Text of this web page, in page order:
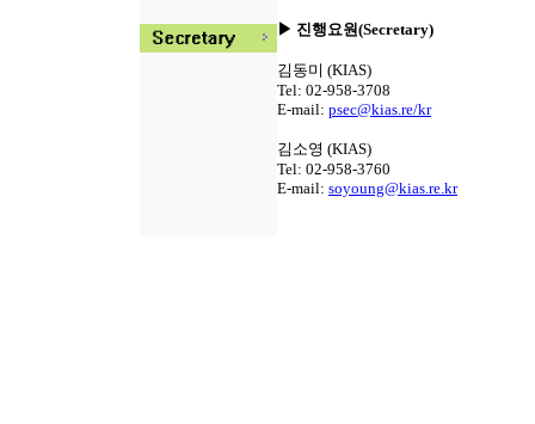
▶ 진행요원(Secretary)
김동미 (KIAS)
Tel: 02-958-3708
E-mail: psec@kias.re/kr
김소영 (KIAS)
Tel: 02-958-3760
E-mail: soyoung@kias.re.kr